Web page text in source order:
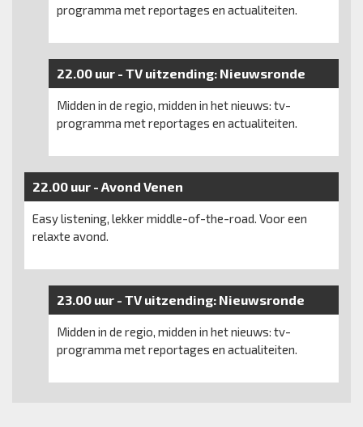
programma met reportages en actualiteiten.
22.00 uur - TV uitzending: Nieuwsronde
Midden in de regio, midden in het nieuws: tv-
programma met reportages en actualiteiten.
22.00 uur - Avond Venen
Easy listening, lekker middle-of-the-road. Voor een
relaxte avond.
23.00 uur - TV uitzending: Nieuwsronde
Midden in de regio, midden in het nieuws: tv-
programma met reportages en actualiteiten.